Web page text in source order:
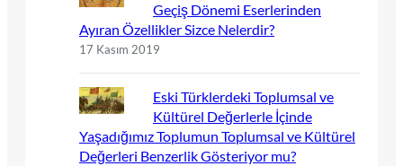
Geçiş Dönemi Eserlerinden
Ayıran Özellikler Sizce Nelerdir?
17 Kasım 2019
Eski Türklerdeki Toplumsal ve
Kültürel Değerlerle İçinde
Yaşadığımız Toplumun Toplumsal ve Kültürel
Değerleri Benzerlik Gösteriyor mu?